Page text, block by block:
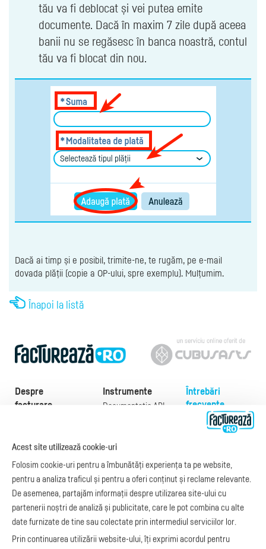
tău va fi deblocat și vei putea emite
documente. Dacă în maxim 7 zile după aceea
banii nu se regăsesc în banca noastră, contul
tău va fi blocat din nou.
Dacă ai timp și e posibil, trimite-ne, te rugăm, pe e-mail
dovada plății (copie a OP-ului, spre exemplu). Mulțumim.
Înapoi la listă
Despre
facturare
Exemple de facturi
Model factură
Manual de
facturare
Legislaţie facturi
Facturare online
blog.factureaza.ro
Instrumente
Documentație API
e-Factura B2C
API e-Factura
e-Transport
Integrare Stripe
Integrare
SmartFintech
Integrare PrestaShop
Întrebări
frecvente
Despre noi
Acest site utilizează cookie-uri
Folosim cookie-uri pentru a îmbunătăți experiența ta pe website,
pentru a analiza traficul și pentru a oferi conținut și reclame relevante.
De asemenea, partajăm informații despre utilizarea site-ului cu
partenerii noștri de analiză și publicitate, care le pot combina cu alte
date furnizate de tine sau colectate prin intermediul serviciilor lor.
Prin continuarea utilizării website-ului, îți exprimi acordul pentru